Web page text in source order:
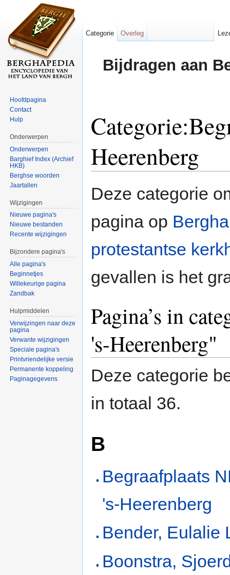
Bijdragen aan
Heerenberg
Deze categorie
pagina op
protestantse
gevallen is het
Pagina’s in
's-Heerenberg"
Deze categorie
in totaal 36.
B
Begraafplaats
's-Heerenberg
Bender, Eulalie
Boonstra,
Categorie Overleg
Hoofdpagina
Contact
Hulp
Onderwerpen
Onderwerpen
Barghief Index (Archief
HKB)
Berghse woorden
Jaartallen
Wijzigingen
Nieuwe pagina's
Nieuwe bestanden
Recente wijzigingen
Bijzondere pagina's
Alle pagina's
Beginnetjes
Willekeurige pagina
Zandbak
Hulpmiddelen
Verwijzingen naar deze
pagina
Verwante wijzigingen
Speciale pagina's
Printvriendelijke versie
Permanente koppeling
Paginagegevens